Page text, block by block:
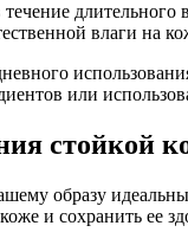
течение
влаги на
или
стойкой
образу
и сохранить ее